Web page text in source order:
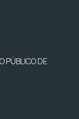
PÚBLICO DE